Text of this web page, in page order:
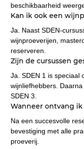
beschikbaarheid
Kan ik ook een
Ja. Naast SDEN-
wijnproeverijen,
reserveren.
Zijn de cursussen
Ja. SDEN 1 is speciaal
wijnliefhebbers.
SDEN 3.
Wanneer ontvang
Na een succesvolle
bevestiging met alle
proeverij.